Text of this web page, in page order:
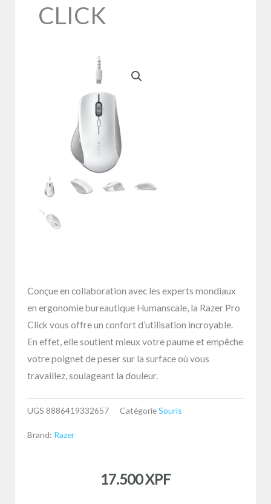
CLICK
Conçue en collaboration avec les experts mondiaux
en ergonomie bureautique Humanscale, la Razer Pro
Click vous offre un confort d’utilisation incroyable.
En effet, elle soutient mieux votre paume et empêche
votre poignet de peser sur la surface où vous
travaillez, soulageant la douleur.
UGS 8886419332657 CatégorieSouris
Brand: Razer
17.500XPF